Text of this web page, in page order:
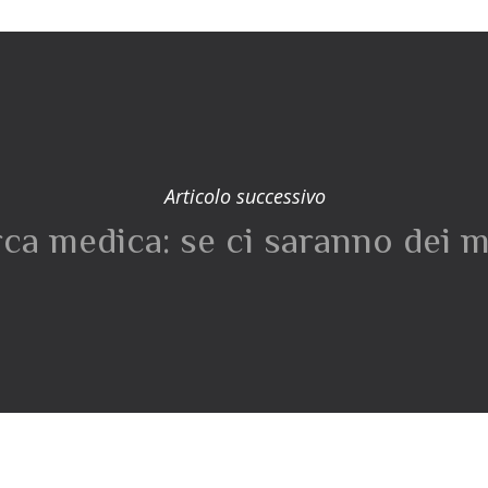
Articolo successivo
medica: se ci saranno dei